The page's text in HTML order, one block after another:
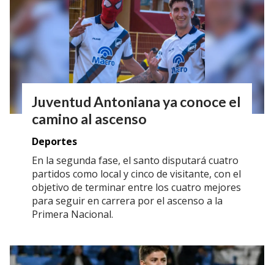
Juventud Antoniana ya conoce el
camino al ascenso
Deportes
En la segunda fase, el santo disputará cuatro
partidos como local y cinco de visitante, con el
objetivo de terminar entre los cuatro mejores
para seguir en carrera por el ascenso a la
Primera Nacional.